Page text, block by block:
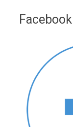
Facebook